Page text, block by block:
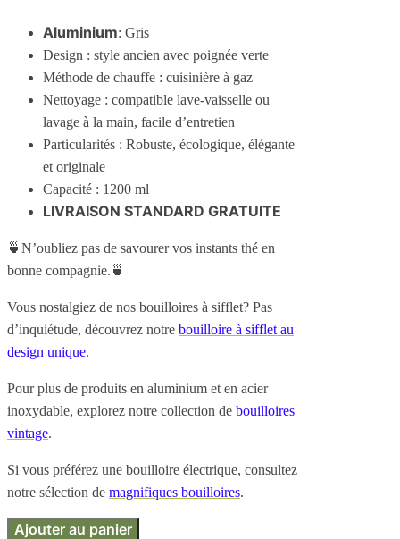
Aluminium: Gris
Design : style ancien avec poignée verte
Méthode de chauffe : cuisinière à gaz
Nettoyage : compatible lave-vaisselle ou
lavage à la main, facile d’entretien
Particularités : Robuste, écologique, élégante
et originale
Capacité : 1200 ml
LIVRAISON STANDARD GRATUITE
🍵N’oubliez pas de savourer vos instants thé en
bonne compagnie.🍵
Vous nostalgiez de nos bouilloires à sifflet? Pas
d’inquiétude, découvrez notre bouilloire à sifflet au
design unique.
Pour plus de produits en aluminium et en acier
inoxydable, explorez notre collection de bouilloires
vintage.
Si vous préférez une bouilloire électrique, consultez
notre sélection de magnifiques bouilloires.
Ajouter au panier